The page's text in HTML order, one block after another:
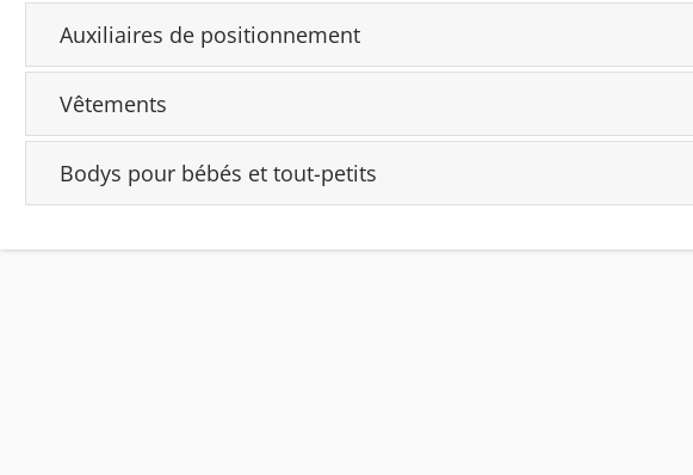
Auxiliaires de positionnement
Vêtements
Bodys pour bébés et tout-petits